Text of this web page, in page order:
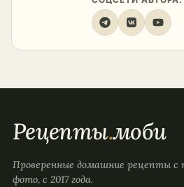
Рецепты.моби
Проверенные домашние рецепты с
фото, с 2017 года.